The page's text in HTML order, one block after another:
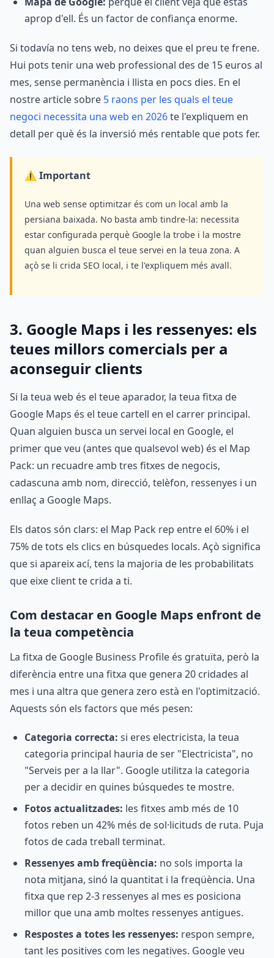
aprop d'ell. És un factor de confiança enorme.
Si todavía no tens web, no deixes que el preu te frene.
Hui pots tenir una web professional des de 15 euros al
mes, sense permanència i llista en pocs dies. En el
nostre article sobre 5 raons per les quals el teue
negoci necessita una web en 2026te l'expliquem en
detall per què és la inversió més rentable que pots fer.
⚠️ Important
Una web sense optimitzar és com un local amb la
persiana baixada. No basta amb tindre-la: necessita
estar configurada perquè Google la trobe i la mostre
quan alguien busca el teue servei en la teua zona. A
açò se li crida SEO local, i te l'expliquem més avall.
3. Google Maps i les ressenyes: els
teues millors comercials per a
aconseguir clients
Si la teua web és el teue aparador, la teua fitxa de
Google Maps és el teue cartell en el carrer principal.
Quan alguien busca un servei local en Google, el
primer que veu (antes que qualsevol web) és el Map
Pack: un recuadre amb tres fitxes de negocis,
cadascuna amb nom, direcció, telèfon, ressenyes i un
enllaç a Google Maps.
Els datos són clars: el Map Pack rep entre el 60% i el
75% de tots els clics en búsquedes locals. Açò significa
que si apareix ací, tens la majoria de les probabilitats
que eixe client te crida a ti.
Com destacar en Google Maps enfront de
la teua competència
La fitxa de Google Business Profile és gratuïta, però la
diferència entre una fitxa que genera 20 cridades al
mes i una altra que genera zero està en l'optimització.
Aquests són els factors que més pesen:
Categoria correcta: si eres electricista, la teua
categoria principal hauria de ser "Electricista", no
"Serveis per a la llar". Google utilitza la categoria
per a decidir en quines búsquedes te mostre.
Fotos actualitzades: les fitxes amb més de 10
fotos reben un 42% més de sol·licituds de ruta. Puja
fotos de cada treball terminat.
Ressenyes amb freqüència: no sols importa la
nota mitjana, sinó la quantitat i la freqüència. Una
fitxa que rep 2-3 ressenyes al mes es posiciona
millor que una amb moltes ressenyes antigues.
Respostes a totes les ressenyes: respon sempre,
tant les positives com les negatives. Google veu